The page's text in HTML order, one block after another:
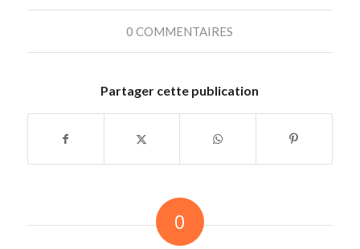
0 COMMENTAIRES
Partager cette publication
0